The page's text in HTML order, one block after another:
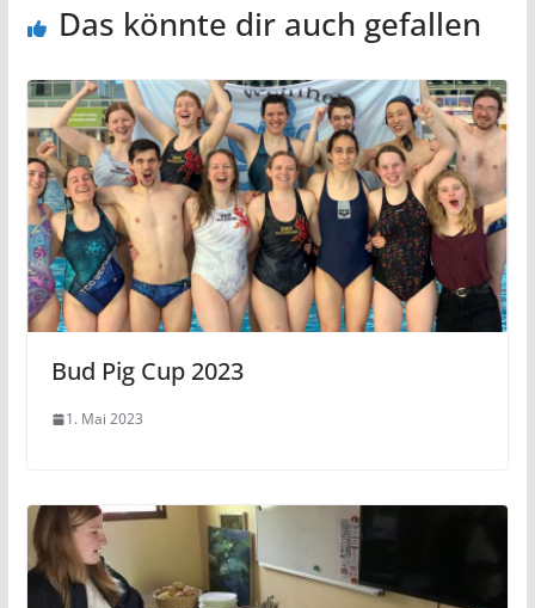
Das könnte dir auch gefallen
Bud Pig Cup 2023
1. Mai 2023